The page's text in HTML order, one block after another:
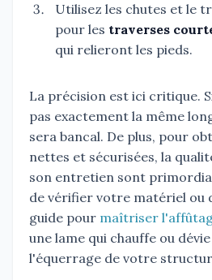
Utilisez les chutes et le
pour les traverses
qui relieront les pieds.
La précision est ici critique.
pas exactement la même
sera bancal. De plus, pour
nettes et sécurisées, la
son entretien sont
de vérifier votre matériel ou
guide pour maîtriser
une lame qui chauffe ou
l'équerrage de votre